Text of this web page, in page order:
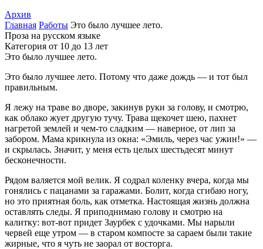
Архив
Главная Работы Это было лучшее лето.
Проза на русском языке
Категория от 10 до 13 лет
Это было лучшее лето.
Это было лучшее лето. Потому что даже дождь — и тот был
правильным.
Я лежу на траве во дворе, закинув руки за голову, и смотрю,
как облако жует другую тучу. Трава щекочет шею, пахнет
нагретой землей и чем-то сладким — наверное, от лип за
забором. Мама крикнула из окна: «Эмиль, через час ужин!» —
и скрылась. Значит, у меня есть целых шестьдесят минут
бесконечности.
Рядом валяется мой велик. Я содрал коленку вчера, когда мы
гонялись с пацанами за гаражами. Болит, когда сгибаю ногу,
но это приятная боль, как отметка. Настоящая жизнь должна
оставлять следы. Я приподнимаю голову и смотрю на
калитку: вот-вот придет Заурбек с удочками. Мы нарыли
червей еще утром — в старом компосте за сараем были такие
жирные, что я чуть не заорал от восторга.